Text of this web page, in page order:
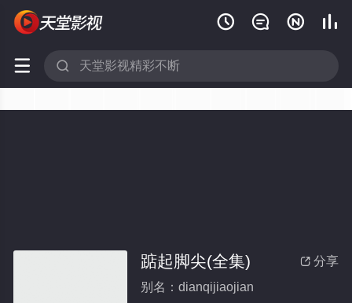
   
 
 分享
踮起脚尖(全集)
别名：dianqijiaojian